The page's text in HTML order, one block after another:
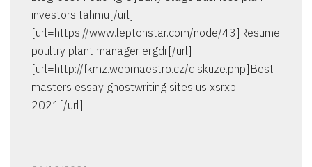
investors tahmu[/url]
[url=https://www.leptonstar.com/node/43]Resume
poultry plant manager ergdr[/url]
[url=http://fkmz.webmaestro.cz/diskuze.php]Best
masters essay ghostwriting sites us xsrxb
2021[/url]